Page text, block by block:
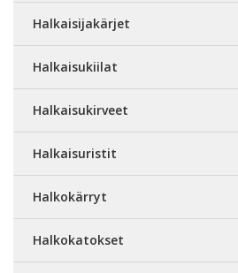
Halkaisijakärjet
Halkaisukiilat
Halkaisukirveet
Halkaisuristit
Halkokärryt
Halkokatokset